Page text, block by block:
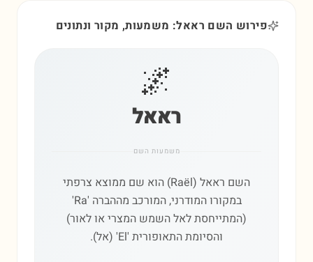
פירוש השם ראאל: משמעות, מקור ונתונים
🌌
ראאל
משמעות השם
השם ראאל (Raël) הוא שם ממוצא צרפתי
במקורו המודרני, המורכב מההברה 'Ra'
(המתייחסת לאל השמש המצרי או לאור)
והסיומת התאופורית 'El' (אל).